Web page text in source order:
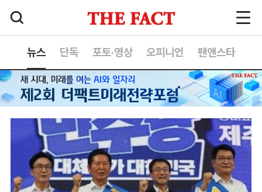
뉴스 단독 포토·영상 오피니언 팬앤스타